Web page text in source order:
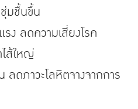
มชื้นขึ้น
ง ลดความเสี่ยงโรค
ไส้ใหญ่
ลดภาวะโลหิตจางจากการ